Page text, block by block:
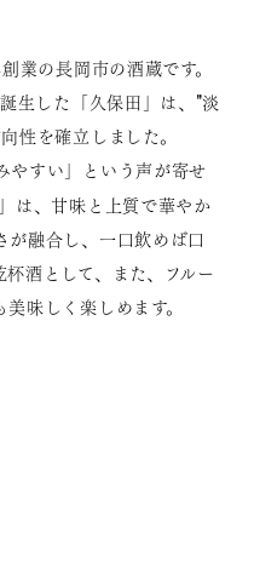
業の長岡市の酒蔵です。
生した「久保田」は、"淡
性を確立しました。
やすい」という声が寄せ
」は、甘味と上質で華やか
が融合し、一口飲めば口
酒として、また、フルー
味しく楽しめます。